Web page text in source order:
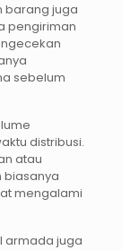
barang juga
pengiriman
sebelum
distribusi.
atau
biasanya
mengalami
armada juga